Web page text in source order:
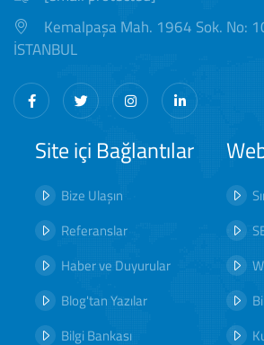
Kemalpaşa Mah. 1964 Sok. No:
İSTANBUL
Site içi Bağlantılar
Bize Ulaşın
Referanslar
Haber ve Duyurular
Blog'tan Yazılar
Bilgi Bankası